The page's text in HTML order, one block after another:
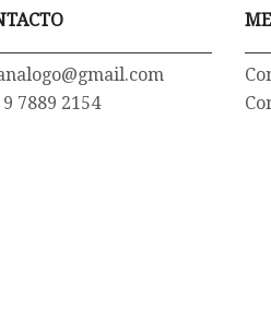
7889 2154